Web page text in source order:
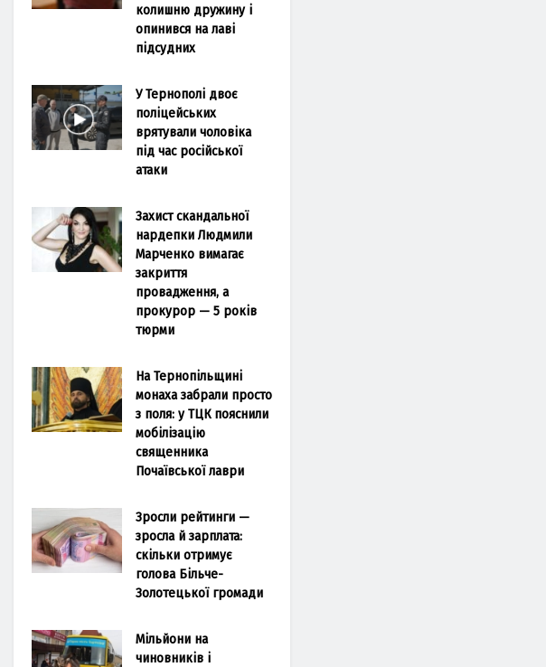
колишню дружину і
опинився на лаві
підсудних
У Тернополі двоє
поліцейських
врятували чоловіка
під час російської
атаки
Захист скандальної
нардепки Людмили
Марченко вимагає
закриття
провадження, а
прокурор — 5 років
тюрми
На Тернопільщині
монаха забрали просто
з поля: у ТЦК пояснили
мобілізацію
священника
Почаївської лаври
Зросли рейтинги —
зросла й зарплата:
скільки отримує
голова Більче-
Золотецької громади
Мільйони на
чиновників і